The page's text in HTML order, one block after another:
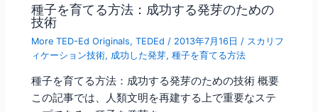
種子を育てる方法：成功する発芽のための
技術
More TED-Ed Originals,TEDEd / 2013年7月16日 / スカリフ
ィケーション技術, 成功した発芽,種子を育てる方法
種子を育てる方法：成功する発芽のための技術 概要
この記事では、人類文明を再建する上で重要なステ